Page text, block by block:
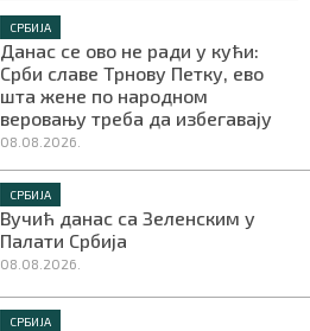
СРБИЈА
Данас се ово не ради у кући:
Срби славе Трнову Петку, ево
шта жене по народном
веровању треба да избегавају
08.08.2026.
СРБИЈА
Вучић данас са Зеленским у
Палати Србија
08.08.2026.
СРБИЈА